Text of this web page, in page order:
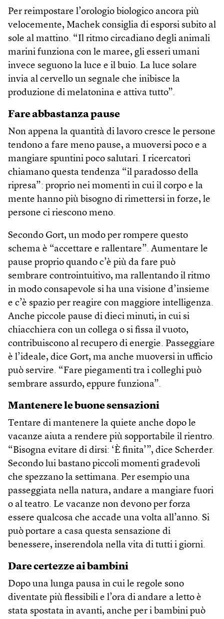
Per reimpostare l’orologio biologico ancora più
velocemente, Machek consiglia di esporsi subito al
sole al mattino. “Il ritmo circadiano degli animali
marini funziona con le maree, gli esseri umani
invece seguono la luce e il buio. La luce solare
invia al cervello un segnale che inibisce la
produzione di melatonina e attiva tutto”.
Fare abbastanza pause
Non appena la quantità di lavoro cresce le persone
tendono a fare meno pause, a muoversi poco e a
mangiare spuntini poco salutari. I ricercatori
chiamano questa tendenza “il paradosso della
ripresa”: proprio nei momenti in cui il corpo e la
mente hanno più bisogno di rimettersi in forze, le
persone ci riescono meno.
Secondo Gort, un modo per rompere questo
schema è “accettare e rallentare”. Aumentare le
pause proprio quando c’è più da fare può
sembrare controintuitivo, ma rallentando il ritmo
in modo consapevole si ha una visione d’insieme
e c’è spazio per reagire con maggiore intelligenza.
Anche piccole pause di dieci minuti, in cui si
chiacchiera con un collega o si fissa il vuoto,
contribuiscono al recupero di energie. Passeggiare
è l’ideale, dice Gort, ma anche muoversi in ufficio
può servire. “Fare piegamenti tra i colleghi può
sembrare assurdo, eppure funziona”.
Mantenere le buone sensazioni
Tentare di mantenere la quiete anche dopo le
vacanze aiuta a rendere più sopportabile il rientro.
“Bisogna evitare di dirsi: ‘È finita’”, dice Scherder.
Secondo lui bastano piccoli momenti gradevoli
che spezzano la settimana. Per esempio una
passeggiata nella natura, andare a mangiare fuori
o al teatro. Le vacanze non devono per forza
essere qualcosa che accade una volta all’anno. Si
può portare a casa questa sensazione di
benessere, inserendola nella vita di tutti i giorni.
Dare certezze ai bambini
Dopo una lunga pausa in cui le regole sono
diventate più flessibili e l’ora di andare a letto è
stata spostata in avanti, anche per i bambini può